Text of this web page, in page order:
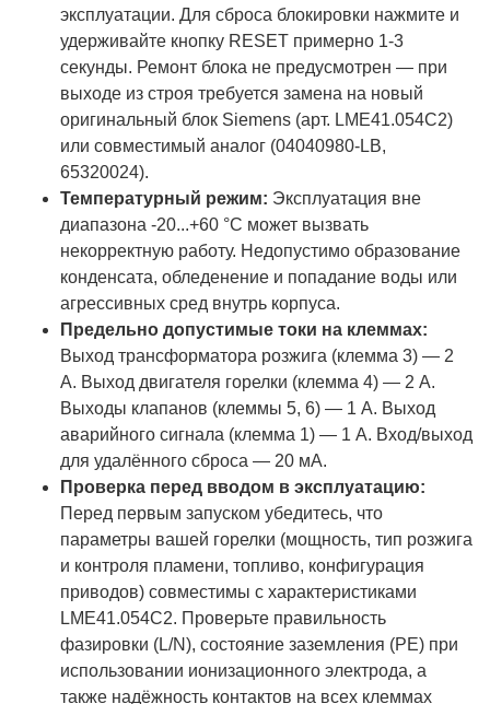
эксплуатации. Для сброса блокировки нажмите и
удерживайте кнопку RESET примерно 1-3
секунды. Ремонт блока не предусмотрен — при
выходе из строя требуется замена на новый
оригинальный блок Siemens (арт. LME41.054C2)
или совместимый аналог (04040980-LB,
65320024).
Температурный режим: Эксплуатация вне
диапазона -20...+60 °C может вызвать
некорректную работу. Недопустимо образование
конденсата, обледенение и попадание воды или
агрессивных сред внутрь корпуса.
Предельно допустимые токи на клеммах:
Выход трансформатора розжига (клемма 3) — 2
А. Выход двигателя горелки (клемма 4) — 2 А.
Выходы клапанов (клеммы 5, 6) — 1 А. Выход
аварийного сигнала (клемма 1) — 1 А. Вход/выход
для удалённого сброса — 20 мА.
Проверка перед вводом в эксплуатацию:
Перед первым запуском убедитесь, что
параметры вашей горелки (мощность, тип розжига
и контроля пламени, топливо, конфигурация
приводов) совместимы с характеристиками
LME41.054C2. Проверьте правильность
фазировки (L/N), состояние заземления (PE) при
использовании ионизационного электрода, а
также надёжность контактов на всех клеммах